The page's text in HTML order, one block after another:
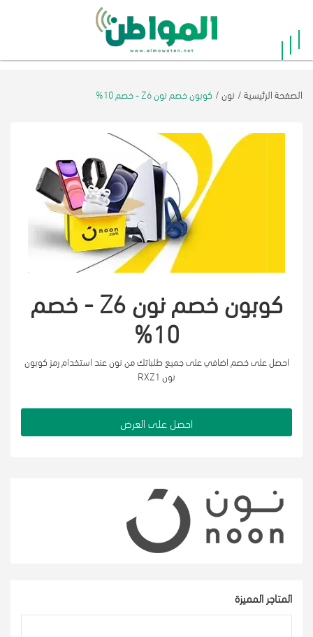
الرئيسية
أفضل
20
الصفحة الرئيسية نون كوبون خصم نون Z6 - خصم 10%
كوبون خصم نون Z6 - خصم
10%
احصل على خصم اضافي على جميع طلباتك من نون عند استخدام رمز كوبون
نون RXZ1
احصل على العرض
المتاجر المميزة